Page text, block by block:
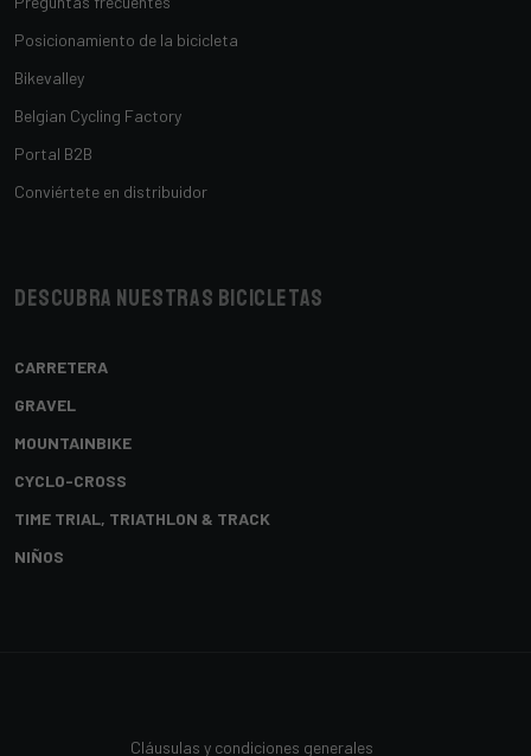
Posicionamiento de la bicicleta
Bikevalley
Belgian Cycling Factory
Portal B2B
Conviértete en distribuidor
Descubra nuestras bicicletas
CARRETERA
GRAVEL
MOUNTAINBIKE
CYCLO-CROSS
TIME TRIAL, TRIATHLON & TRACK
NIÑOS
Cláusulas y condiciones generales